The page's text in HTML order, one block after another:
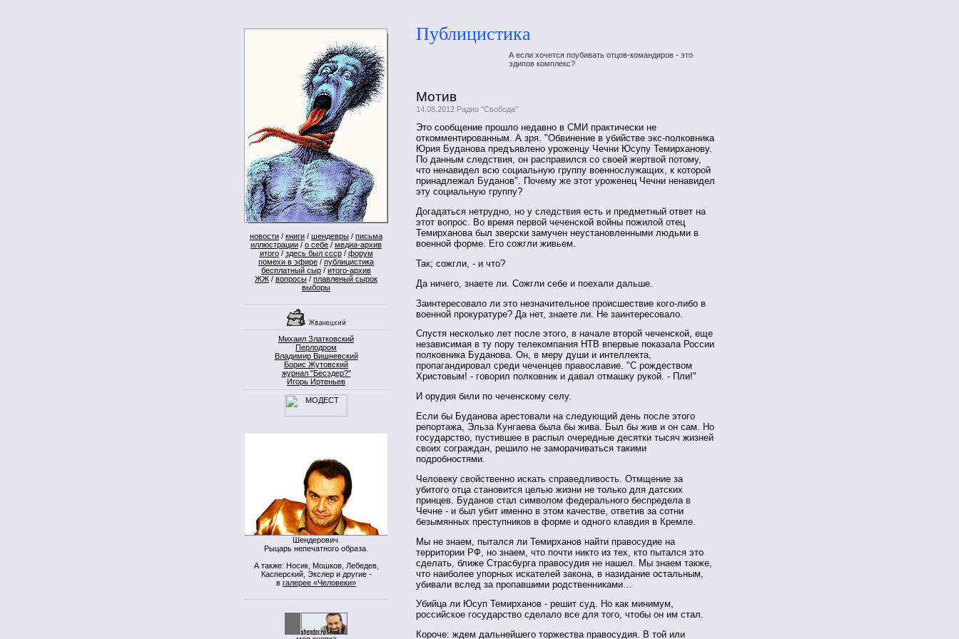
новости / книги / шендевры / письма
иллюстрации / о себе / медиа-архив
итого/ здесь был ссср/ форум
помехи в эфире / публицистика
бесплатный сыр / итого-архив
ЖЖ / вопросы / плавленый сырок
выборы
Михаил Златковский
Перлодром
Владимир Вишневский
Борис Жутовский
журнал "Бесэдер?"
Игорь Иртеньев
Шендерович.
Рыцарь непечатного образа.
А также: Носик, Мошков, Лебедев,
Касперский, Экслер и другие -
в галерее «Человеки»
Публицистика
А если хочется поубивать отцов-командиров - это
эдипов комплекс?
Мотив
14.08.2012 Радио "Свобода"
Это сообщение прошло недавно в СМИ практически не
откомментированным. А зря. "Обвинение в убийстве экс-полковника
Юрия Буданова предъявлено уроженцу Чечни Юсупу Темирханову.
По данным следствия, он расправился со своей жертвой потому,
что ненавидел всю социальную группу военнослужащих, к которой
принадлежал Буданов". Почему же этот уроженец Чечни ненавидел
эту социальную группу?
Догадаться нетрудно, но у следствия есть и предметный ответ на
этот вопрос. Во время первой чеченской войны пожилой отец
Темирханова был зверски замучен неустановленными людьми в
военной форме. Его сожгли живьем.
Так; сожгли, - и что?
Да ничего, знаете ли. Сожгли себе и поехали дальше.
Заинтересовало ли это незначительное происшествие кого-либо в
военной прокуратуре? Да нет, знаете ли. Не заинтересовало.
Спустя несколько лет после этого, в начале второй чеченской, еще
независимая в ту пору телекомпания НТВ впервые показала России
полковника Буданова. Он, в меру души и интеллекта,
пропагандировал среди чеченцев православие. "С рождеством
Христовым! - говорил полковник и давал отмашку рукой. - Пли!"
И орудия били по чеченскому селу.
Если бы Буданова арестовали на следующий день после этого
репортажа, Эльза Кунгаева была бы жива. Был бы жив и он сам. Но
государство, пустившее в распыл очередные десятки тысяч жизней
своих сограждан, решило не заморачиваться такими
подробностями.
Человеку свойственно искать справедливость. Отмщение за
убитого отца становится целью жизни не только для датских
принцев. Буданов стал символом федерального беспредела в
Чечне - и был убит именно в этом качестве, ответив за сотни
безымянных преступников в форме и одного клавдия в Кремле.
Мы не знаем, пытался ли Темирханов найти правосудие на
территории РФ, но знаем, что почти никто из тех, кто пытался это
сделать, ближе Страсбурга правосудия не нашел. Мы знаем также,
что наиболее упорных искателей закона, в назидание остальным,
убивали вслед за пропавшими родственниками…
Убийца ли Юсуп Темирханов - решит суд. Но как минимум,
российское государство сделало все для того, чтобы он им стал.
Короче: ждем дальнейшего торжества правосудия. В той или